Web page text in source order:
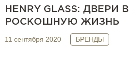
HENRY GLASS: ДВЕРИ В
РОСКОШНУЮ ЖИЗНЬ
11 сентября 2020 БРЕНДЫ